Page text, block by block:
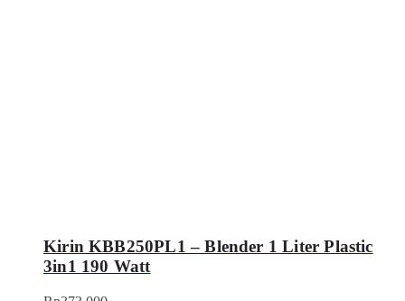
Kirin KBB250PL1 – Blender 1 Liter Plastic
3in1 190 Watt